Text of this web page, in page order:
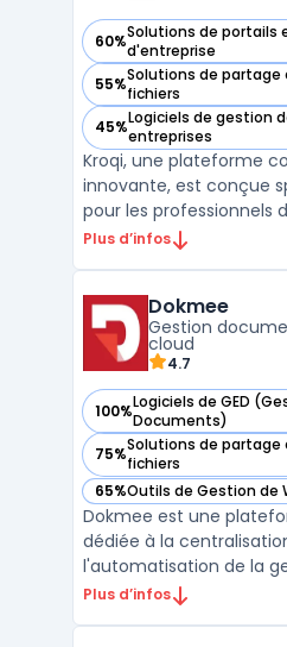
60%Solutions de portails
d'entreprise
— voir Kroqi dans cette
55%Solutions de
fichiers
— voir Kroqi dans cette
45%Logiciels de gestion
entreprises
— voir Kroqi dans cette
Kroqi, une plateforme
innovante, est conçue
pour les professionnels
Elle intègre un système
en temps réel. Avec
telles que la planificati ...
Plus d’infos
Dokmee
Gestion
cloud
4.7
100%Logiciels de GED
Documents)
— voir Dokmee dans cette
75%Solutions de
fichiers
— voir Dokmee dans cette
65%Outils de Gestion de
— voir Dokmee dans
Dokmee est une
dédiée à la
l'automatisation de la
documentaire pour les
Plus d’infos